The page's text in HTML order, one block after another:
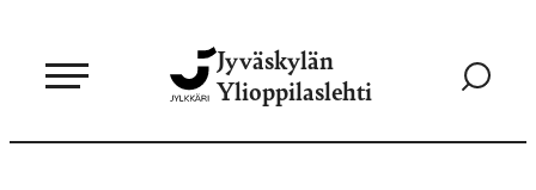
sisältöön
Jyväskylän
Ylioppilaslehti
Siirry